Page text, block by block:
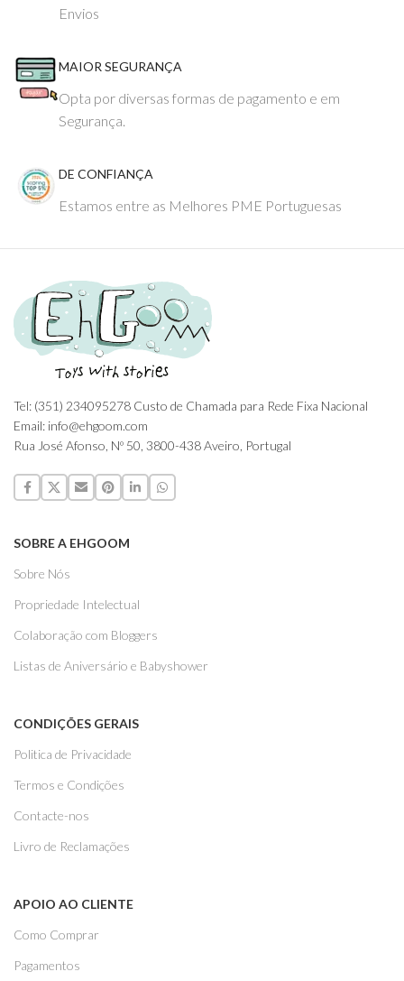
Envios
MAIOR SEGURANÇA
Opta por diversas formas de pagamento e em
Segurança.
DE CONFIANÇA
Estamos entre as Melhores PME Portuguesas
Tel: (351) 234095278 Custo de Chamada para Rede Fixa Nacional
Email: info@ehgoom.com
Rua José Afonso, Nº 50, 3800-438 Aveiro, Portugal
SOBRE A EHGOOM
Sobre Nós
Propriedade Intelectual
Colaboração com Bloggers
Listas de Aniversário e Babyshower
CONDIÇÕES GERAIS
Politica de Privacidade
Termos e Condições
Contacte-nos
Livro de Reclamações
APOIO AO CLIENTE
Como Comprar
Pagamentos